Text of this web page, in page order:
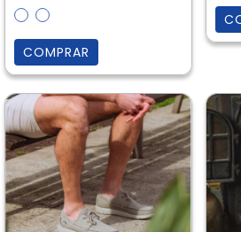
COMPRAR